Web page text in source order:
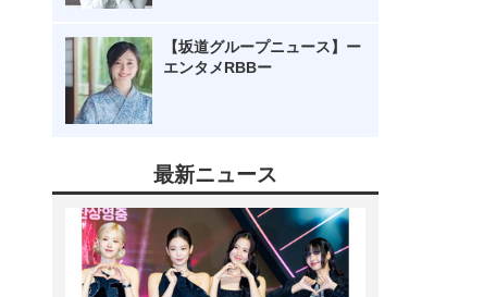
【坂道グループニュース】ー
エンタメRBBー
最新ニュース